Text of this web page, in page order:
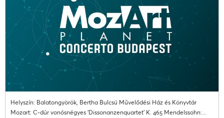
Helyszín: Balatongyörök, Bertha Bulcsú Művelődési Ház és Könyvtár
Mozart: C-dúr vonósnégyes 'Dissonanzenquartet' K. 465 Mendelssohn:...